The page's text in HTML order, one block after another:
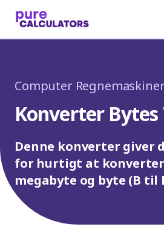
Computer
Konverter Bytes
Denne konverter giver
for hurtigt at
megabyte og byte (B til